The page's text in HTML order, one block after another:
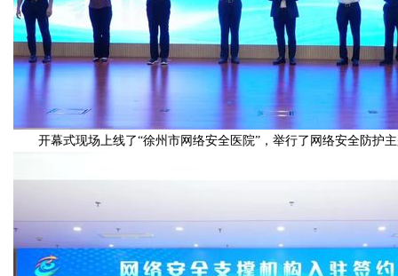
开幕式现场上线了“徐州市网络安全医院”，举行了网络安全防护